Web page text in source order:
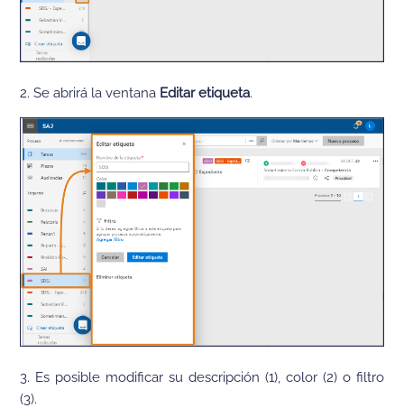
2. Se abrirá la ventana Editar etiqueta.
3. Es posible modificar su descripción (1), color (2) o filtro
(3).